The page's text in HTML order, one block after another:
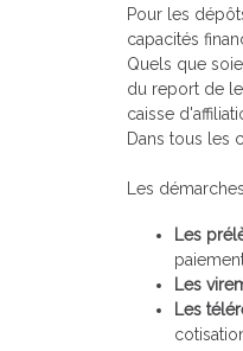
Pour les
capacités
Quels que
du report de
caisse
Dans tous les
Les
Les
Les
Les